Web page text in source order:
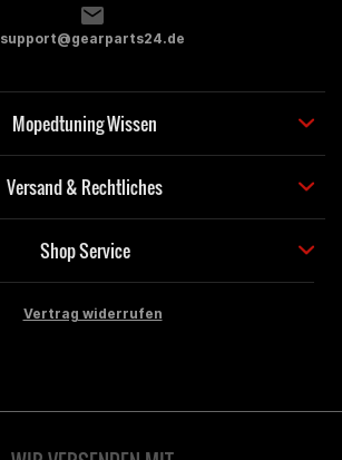
support@gearparts24.de
Mopedtuning Wissen
Versand & Rechtliches
Shop Service
Vertrag widerrufen